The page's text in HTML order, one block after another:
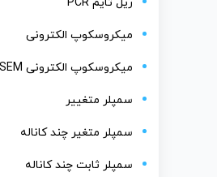
میکروسکوپ الکترونی
میکروسکوپ الکترونی SEM
سمپلر متغییر
سمپلر متغیر چند کاناله
سمپلر ثابت چند کاناله